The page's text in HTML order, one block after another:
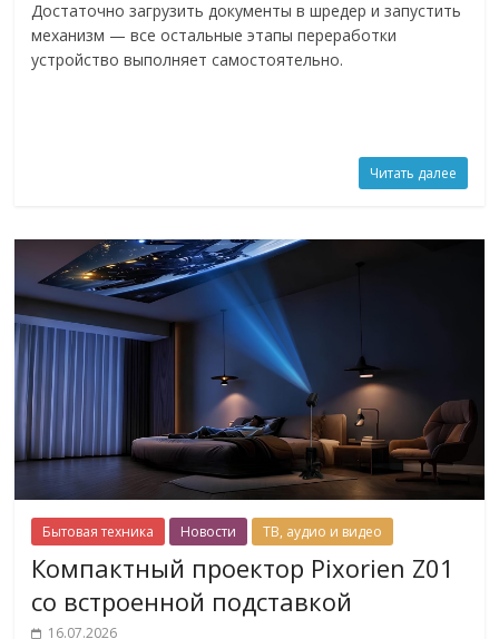
Достаточно загрузить документы в шредер и запустить
механизм — все остальные этапы переработки
устройство выполняет самостоятельно.
Читать далее
Бытовая техника Новости ТВ, аудио и видео
Компактный проектор Pixorien Z01
со встроенной подставкой
16.07.2026